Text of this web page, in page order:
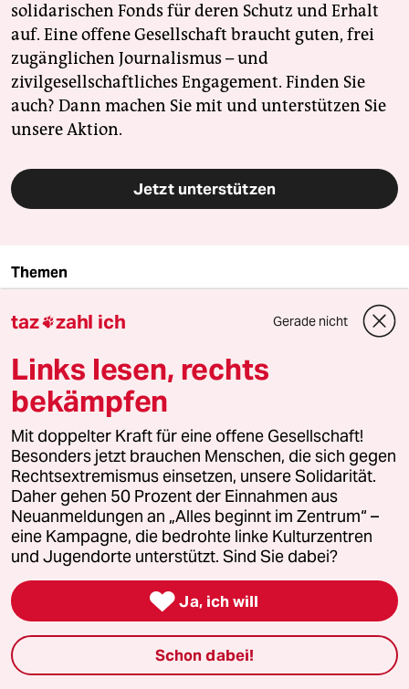
solidarischen Fonds für deren Schutz und Erhalt
auf. Eine offene Gesellschaft braucht guten, frei
zugänglichen Journalismus – und
zivilgesellschaftliches Engagement. Finden Sie
auch? Dann machen Sie mit und unterstützen Sie
unsere Aktion.
Jetzt unterstützen
Themen
#Arbeitskampf #Gewerkschaft #Tarifvertrag
#Games
#Gamescom
#Arbeitsbedingungen
#Lesestück Recherche
Feedback Kommentieren
Diesen Artikel teilen
Mehr zum Thema
taz zahl ich Gerade nicht
Links lesen, rechts
bekämpfen
Mit doppelter Kraft für eine offene Gesellschaft!
Besonders jetzt brauchen Menschen, die sich gegen
Rechtsextremismus einsetzen, unsere Solidarität.
Daher gehen 50 Prozent der Einnahmen aus
Neuanmeldungen an „Alles beginnt im Zentrum“ –
eine Kampagne, die bedrohte linke Kulturzentren
und Jugendorte unterstützt. Sind Sie dabei?
 Ja, ich will
Schon dabei!